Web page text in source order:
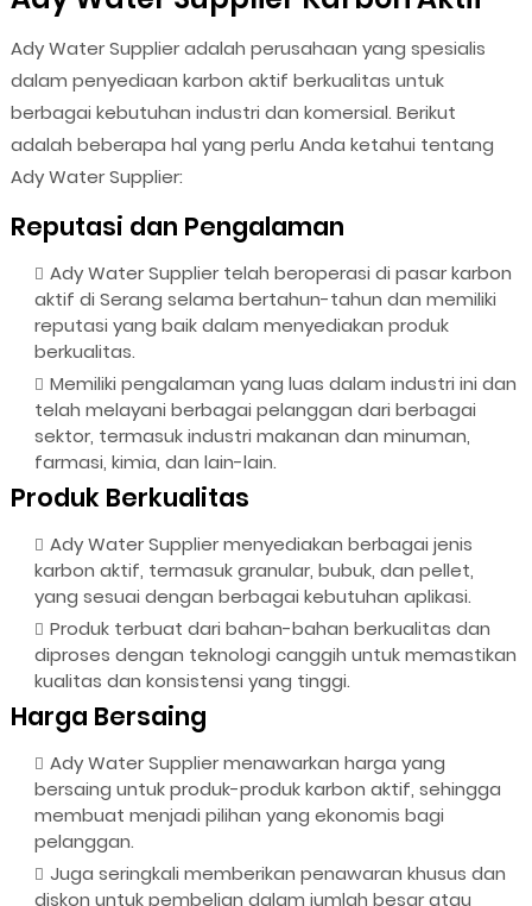
Ady Water Supplier adalah perusahaan yang spesialis
dalam penyediaan karbon aktif berkualitas untuk
berbagai kebutuhan industri dan komersial. Berikut
adalah beberapa hal yang perlu Anda ketahui tentang
Ady Water Supplier:
Reputasi dan Pengalaman
Ady Water Supplier telah beroperasi di pasar karbon
aktif di Serang selama bertahun-tahun dan memiliki
reputasi yang baik dalam menyediakan produk
berkualitas.
Memiliki pengalaman yang luas dalam industri ini dan
telah melayani berbagai pelanggan dari berbagai
sektor, termasuk industri makanan dan minuman,
farmasi, kimia, dan lain-lain.
Produk Berkualitas
Ady Water Supplier menyediakan berbagai jenis
karbon aktif, termasuk granular, bubuk, dan pellet,
yang sesuai dengan berbagai kebutuhan aplikasi.
Produk terbuat dari bahan-bahan berkualitas dan
diproses dengan teknologi canggih untuk memastikan
kualitas dan konsistensi yang tinggi.
Harga Bersaing
Ady Water Supplier menawarkan harga yang
bersaing untuk produk-produk karbon aktif, sehingga
membuat menjadi pilihan yang ekonomis bagi
pelanggan.
Juga seringkali memberikan penawaran khusus dan
diskon untuk pembelian dalam jumlah besar atau